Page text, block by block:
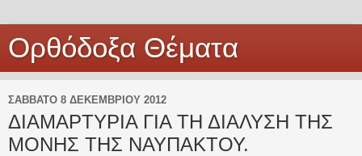
Ορθόδοξα Θέματα
ΣΆΒΒΑΤΟ 8 ΔΕΚΕΜΒΡΊΟΥ 2012
ΔΙΑΜΑΡΤΥΡΙΑ ΓΙΑ ΤΗ ΔΙΑΛΥΣΗ ΤΗΣ
ΜΟΝΗΣ ΤΗΣ ΝΑΥΠΑΚΤΟΥ.